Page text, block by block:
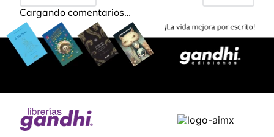
Cargando comentarios…